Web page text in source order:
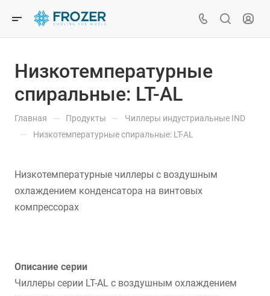
Низкотемпературные
спиральные: LT-AL
Главная — Продукты — Чиллеры индустриальные IND
— Низкотемпературные спиральные: LT-AL
Низкотемпературные чиллеры с воздушным
охлаждением конденсатора на винтовых
компрессорах
Описание серии
Чиллеры серии LT-AL с воздушным охлаждением